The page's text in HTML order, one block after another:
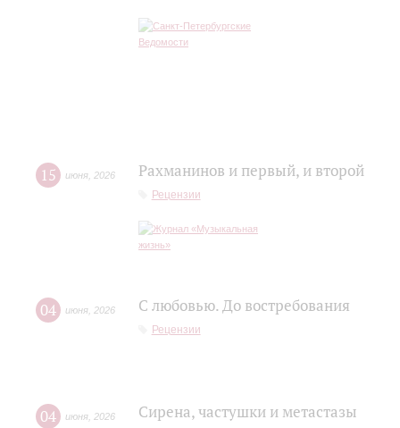
15 июня 2026 Рахманинов и первый, и второй
Рецензии
04 июня 2026 С любовью. До востребования
Рецензии
04 июня 2026 Сирена, частушки и метастазы